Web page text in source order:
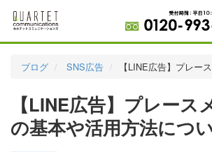
実績・お客様の声
初めて導入をお考えの方
ブログ SNS広告 【LINE広告】プレー
【LINE広告】プレース
の基本や活用方法につ